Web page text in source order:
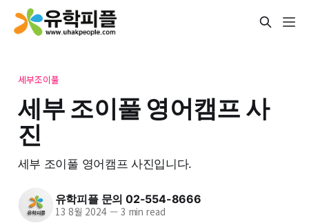
세부조이풀
세부 조이풀 영어캠프 사
진
세부 조이풀 영어캠프 사진입니다.
유학피플 문의 02-554-8666
13 8월 2024 —3 min read